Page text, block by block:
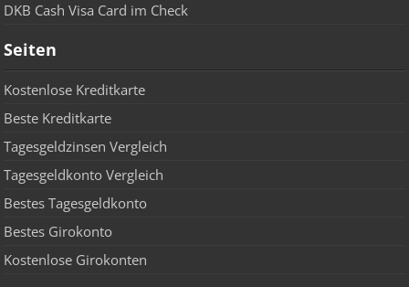
DKB Cash Visa Card im Check
Seiten
Kostenlose Kreditkarte
Beste Kreditkarte
Tagesgeldzinsen Vergleich
Tagesgeldkonto Vergleich
Bestes Tagesgeldkonto
Bestes Girokonto
Kostenlose Girokonten